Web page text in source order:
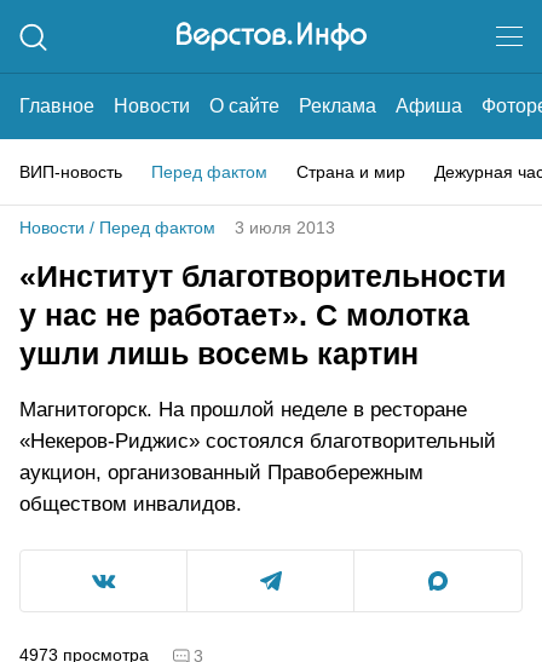
Главное Новости О сайте Реклама Афиша
ВИП-новость Перед фактом Страна и мир Дежурная
Новости / Перед фактом 3 июля 2013
«Институт благотворительности
у нас не работает». С молотка
ушли лишь восемь картин
Магнитогорск. На прошлой неделе в ресторане
«Некеров-Риджис» состоялся благотворительный
аукцион, организованный Правобережным
обществом инвалидов.
4973 просмотра 3